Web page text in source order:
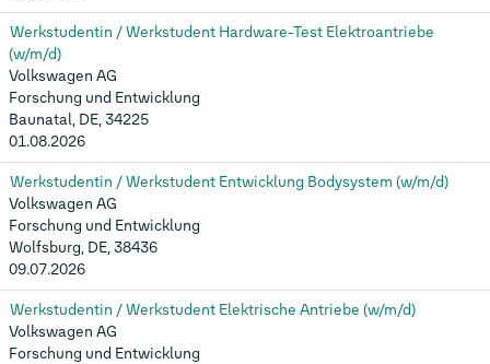
Werkstudentin / Werkstudent Hardware-Test Elektroantriebe
(w/m/d)
Volkswagen AG
Forschung und Entwicklung
Baunatal, DE, 34225
01.08.2026
Werkstudentin / Werkstudent Entwicklung Bodysystem (w/m/d)
Volkswagen AG
Forschung und Entwicklung
Wolfsburg, DE, 38436
09.07.2026
Werkstudentin / Werkstudent Elektrische Antriebe (w/m/d)
Volkswagen AG
Forschung und Entwicklung